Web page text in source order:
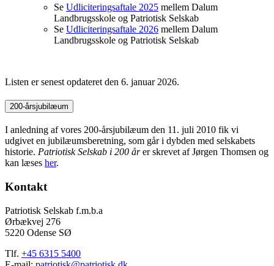
Se Udliciteringsaftale 2025 mellem Dalum
Landbrugsskole og Patriotisk Selskab
Se Udliciteringsaftale 2026 mellem Dalum
Landbrugsskole og Patriotisk Selskab
Listen er senest opdateret den 6. januar 2026.
200-årsjubilæum
I anledning af vores 200-årsjubilæum den 11. juli 2010 fik vi
udgivet en jubilæumsberetning, som går i dybden med selskabets
historie. Patriotisk Selskab i 200 årer skrevet af Jørgen Thomsen og
kan læses her.
Kontakt
Patriotisk Selskab f.m.b.a
Ørbækvej 276
5220 Odense SØ
Tlf. +45 6315 5400